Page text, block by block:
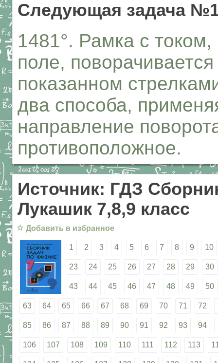
Следующая задача
1481°. Рамка с
поле,
показанном
два способа,
направление
противоположное.
Источник: ГДЗ
Лукашик 7,8,9 класс
☆ Добавить в избранное
1 2 3 4 5 6 7 8 9 10
23 24 25 26 27 28 29 30
43 44 45 46 47 48 49 50
63 64 65 66 67 68 69 70 71 72
85 86 87 88 89 90 91 92 93 94
106 107 108 109 110 111 112 113